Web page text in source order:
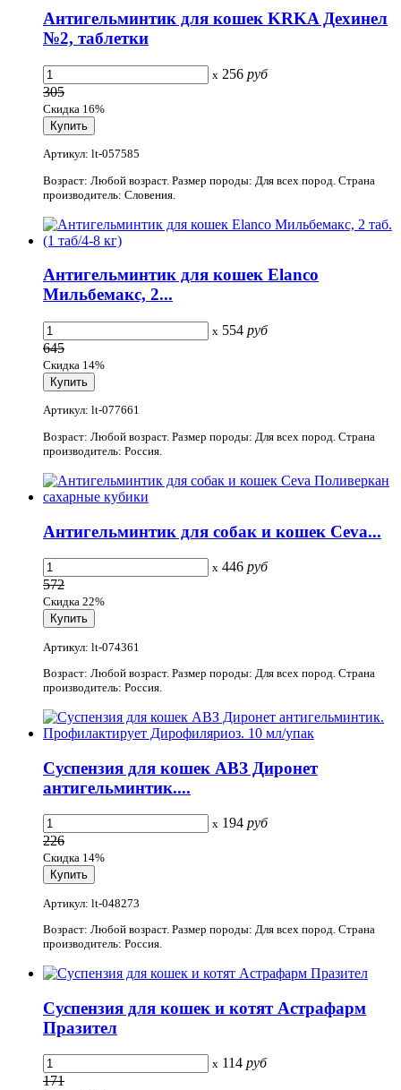
Антигельминтик для кошек KRKA Дехинел
№2, таблетки
x 256 руб
305
Скидка 16%
Артикул: lt-057585
Возраст: Любой возраст. Размер породы: Для всех пород. Страна
производитель: Словения.
Антигельминтик для кошек Elanco
Мильбемакс, 2...
x 554 руб
645
Скидка 14%
Артикул: lt-077661
Возраст: Любой возраст. Размер породы: Для всех пород. Страна
производитель: Россия.
Антигельминтик для собак и кошек Ceva...
x 446 руб
572
Скидка 22%
Артикул: lt-074361
Возраст: Любой возраст. Размер породы: Для всех пород. Страна
производитель: Россия.
Суспензия для кошек АВЗ Диронет
антигельминтик....
x 194 руб
226
Скидка 14%
Артикул: lt-048273
Возраст: Любой возраст. Размер породы: Для всех пород. Страна
производитель: Россия.
Суспензия для кошек и котят Астрафарм
Празител
x 114 руб
171